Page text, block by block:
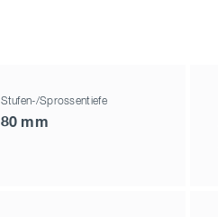
Stufen-/Sprossentiefe
80 mm